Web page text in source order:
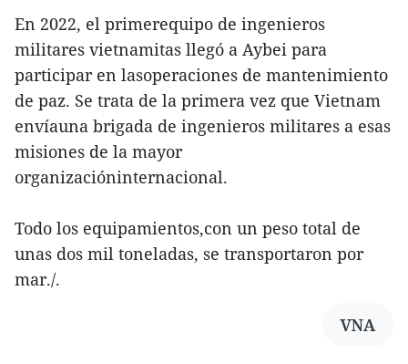
En 2022, el primerequipo de ingenieros
militares vietnamitas llegó a Aybei para
participar en lasoperaciones de mantenimiento
de paz. Se trata de la primera vez que Vietnam
envíauna brigada de ingenieros militares a esas
misiones de la mayor
organizacióninternacional.
Todo los equipamientos,con un peso total de
unas dos mil toneladas, se transportaron por
mar./.
VNA